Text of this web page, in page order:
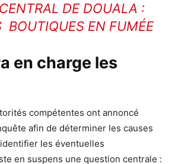
DE DOUALA :
BOUTIQUES EN FUMÉE
en charge les
compétentes ont annoncé
afin de déterminer les causes
les éventuelles
en suspens une question centrale :